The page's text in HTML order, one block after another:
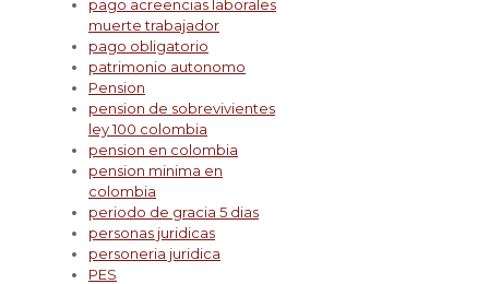
pago acreencias laborales
muerte trabajador
pago obligatorio
patrimonio autonomo
Pension
pension de sobrevivientes
ley 100 colombia
pension en colombia
pension minima en
colombia
periodo de gracia 5 dias
personas juridicas
personeria juridica
PES